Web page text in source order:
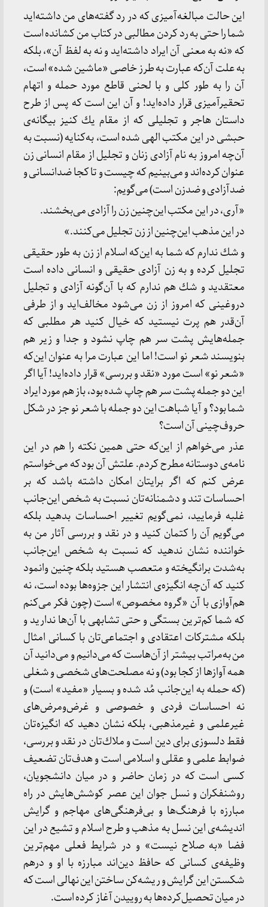
این حالت مبالغه‌آمیزی كه در رد گفته‌های من داشته‌اید
شما را حتی به رد كردن مطالبی در كتاب من كشانده است
كه «نه به معنی آن ایراد داشته‌اید و نه به لفظ آن»، بلكه
به علت آن‌كه عبارت به طرز خاصی «ماشین شده» است،
آن را به طور كلی و با لحنی قاطع مورد حمله و اتهام
تحقیرآمیزی قرار داده‌اید! و آن این است كه پس از طرح
داستان هاجر و تجلیلی كه از مقام یك كنیز بیگانه‌ی
حبشی در این مكتب الهی شده است، به‌كنایه (نسبت به
آن‌چه امروز به نام آزادی زنان و تجلیل از مقام انسانی زن
عنوان كرده‌اند و می‌بینیم كه چیست و تا كجا ضدانسانی و
ضدآزادی و ضدزن است) می‌گویم:
«آری، در این مكتب این‌چنین زن را آزادی می‌بخشند.
در این مذهب این‌چنین از زن تجلیل می‌کنند.»
و شك ندارم كه شما به این‌كه اسلام از زن به طور حقیقی
تجلیل كرده و به زن آزادی حقیقی و انسانی داده است
معتقدید و شك هم ندارم كه با آن‌گونه آزادی و تجلیل
دروغینی كه امروز از زن می‌شود مخالف‌اید و از طرفی
آن‌قدر هم پرت نیستید كه خیال كنید هر مطلبی كه
جمله‌هایش پشت سر هم چاپ نشود و جدا و زیر هم
بنویسند شعر نو است! اما این عبارت مرا به عنوان این‌كه
«شعر نو» است مورد «نقد و بررسی» قرار داده‌اید! آیا اگر
این دو جمله پشت سر هم چاپ شده بود، باز هم مورد ایراد
شما بود؟ و آیا شباهت این دو جمله با شعر نو جز در شكل
حروف‌چینی آن است؟
عذر می‌خواهم از این‌كه حتی همین نكته را هم در این
نامه‌ی دوستانه مطرح كردم. علتش آن بود كه می‌خواستم
عرض كنم كه اگر برایتان امكان داشته باشد كه بر
احساسات تند و دشمنانه‌تان نسبت به شخص این‌جانب
غلبه فرمایید، نمی‌گویم تغییر احساسات بدهید بلكه
می‌گویم آن را كتمان كنید و در نقد و بررسی آثار من به
خواننده نشان ندهید كه نسبت به شخص این‌جانب
به‌شدت برانگیخته و متعصب هستید بلكه چنین وانمود
كنید كه آن‌چه انگیزه‌ی انتشار این جزوه‌ها بوده است، نه
هم‌آوازی با آن «گروه مخصوص» است (چون فكر می‌كنم
كه شما كم‌ترین بستگی و حتی تشابهی با آن‌ها ندارید و
بلكه مشتركات اعتقادی و اجتماعی‌تان با كسانی امثال
من به‌مراتب بیشتر از آن‌هاست كه می‌دانیم و می‌دانید آن
همه آوازها از كجا بود) و نه مصلحت‌های شخصی و شغلی
(كه حمله به این‌جانب مُد شده و بسیار «مفید» است) و
نه احساسات فردی و خصوصی و غرض‌ومرض‌های
غیرعلمی و غیرمذهبی، بلكه نشان دهید كه انگیزه‌تان
فقط دلسوزی برای دین است و ملاك‌تان در نقد و بررسی،
ضوابط علمی و عقلی و اسلامی است و هدف‌تان تضعیف
كسی است كه در زمان حاضر و در میان دانشجویان،
روشنفكران و نسل جوان این عصر كوشش‌هایش در راه
مبارزه با فرهنگ‌ها و بی‌فرهنگی‌های مهاجم و گرایش
اندیشه‌ی این نسل به مذهب و طرح اسلام و تشیع در این
فضا «به صلاح نیست» و در شرایط فعلی مهم‌ترین
وظیفه‌ی كسانی كه حافظ دین‌اند مبارزه با او و درهم
شكستن این گرایش و ریشه‌كن ساختن این نهالی است كه
در میان تحصیل‌كرده‌ها به روییدن آغاز كرده است.